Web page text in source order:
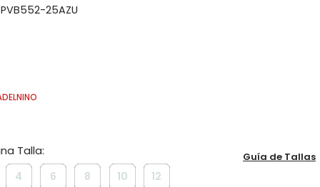
PVB552-25AZU
4 6 8 10 12
Guía de Tallas